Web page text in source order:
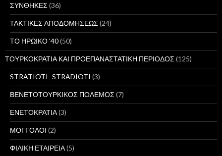
ΣΥΝΘΗΚΕΣ (36)
ΤΑΚΤΙΚΕΣ ΑΠΟΔΟΜΗΣΕΩΣ (24)
ΤΟ ΗΡΩΙΚΟ '40(50)
ΤΟΥΡΚΟΚΡΑΤΙΑ ΚΑΙ ΠΡΟΕΠΑΝΑΣΤΑΤΙΚΗ ΠΕΡΙΟΔΟΣ (125)
STRATIOTI- STRADIOTI (3)
ΒΕΝΕΤΟΤΟΥΡΚΙΚΟΣ ΠΟΛΕΜΟΣ (7)
ΕΝΕΤΟΚΡΑΤΙΑ(3)
ΜΟΓΓΟΛΟΙ (2)
ΦΙΛΙΚΗ ΕΤΑΙΡΕΙΑ(5)